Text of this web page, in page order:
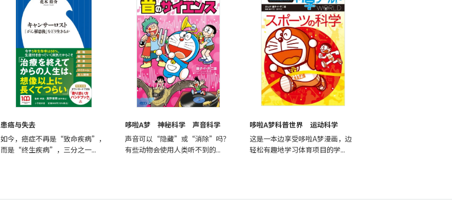
患癌与失去
如今，癌症不再是“致命疾病”，
而是“终生疾病”，三分之一...
哆啦A梦 神秘科学 声音科学
声音可以“隐藏”或“消除”吗？
有些动物会使用人类听不到的...
哆啦A梦科普世界 运动科学
这是一本边享受哆啦A梦漫画，边
轻松有趣地学习体育项目的学...